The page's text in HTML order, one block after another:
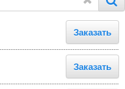
Заказать
Заказать